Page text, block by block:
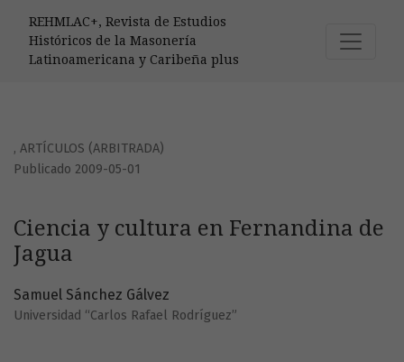
REHMLAC+, Revista de Estudios
Históricos de la Masonería
Latinoamericana y Caribeña plus
, ARTÍCULOS (ARBITRADA)
Ciencia y cultura en Fernandina de
Jagua
Publicado 2009-05-01
Samuel Sánchez Gálvez
Universidad “Carlos Rafael Rodríguez”